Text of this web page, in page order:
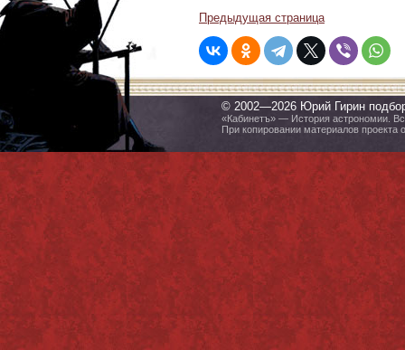
Предыдущая страница
© 2002—2026 Юрий Гирин
«Кабинетъ» — История астрономии.
При копировании материалов проекта